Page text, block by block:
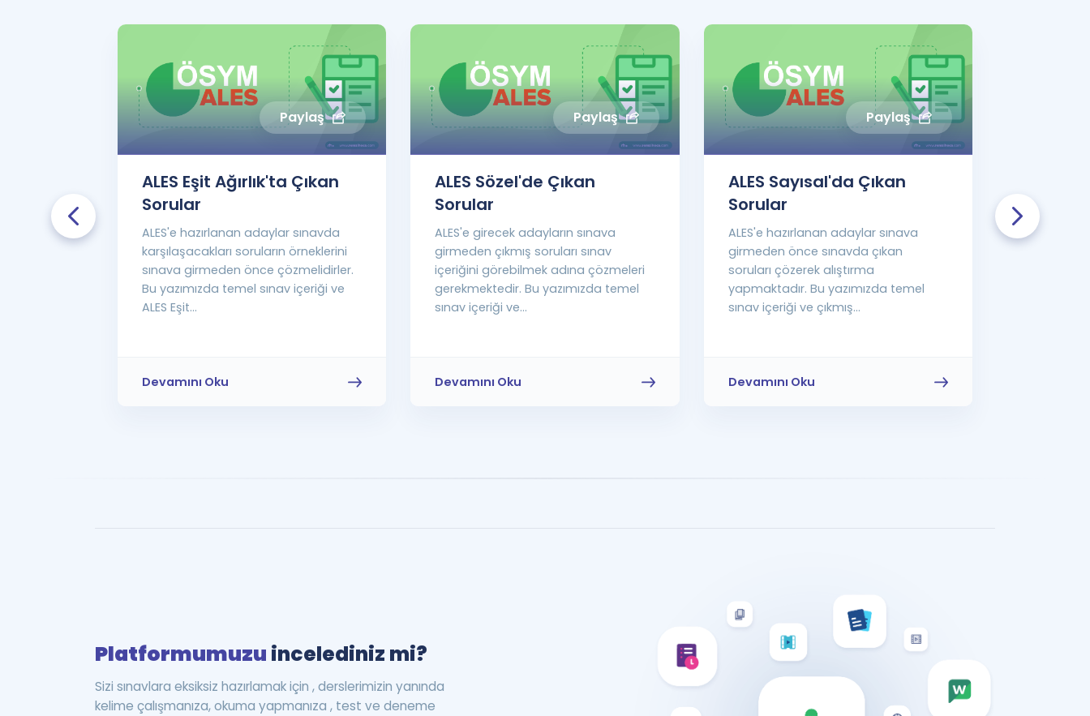
Paylaş
ALES Eşit Ağırlık'ta Çıkan
Sorular
ALES'e hazırlanan adaylar sınavda
karşılaşacakları soruların örneklerini
sınava girmeden önce çözmelidirler.
Bu yazımızda temel sınav içeriği ve
ALES Eşit...
Devamını Oku
Paylaş
ALES Sözel'de Çıkan
Sorular
ALES'e girecek adayların sınava
girmeden çıkmış soruları sınav
içeriğini görebilmek adına çözmeleri
gerekmektedir. Bu yazımızda temel
sınav içeriği ve...
Devamını Oku
Paylaş
ALES Sayısal'da Çıkan
Sorular
ALES'e hazırlanan adaylar sınava
girmeden önce sınavda çıkan
soruları çözerek alıştırma
yapmaktadır. Bu yazımızda temel
sınav içeriği ve çıkmış...
Devamını Oku
Soru...
ALES'e
Platformumuzu incelediniz mi?
Sizi sınavlara eksiksiz hazırlamak için , derslerimizin yanında
kelime çalışmanıza, okuma yapmanıza , test ve deneme